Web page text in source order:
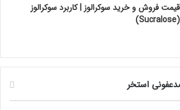
قیمت فروش و خرید سوکرالوز | کاربرد سوکرالوز
(Sucralose)
استخر